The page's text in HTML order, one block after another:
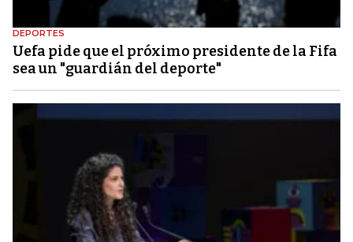
DEPORTES
Uefa pide que el próximo presidente de la Fifa
sea un "guardián del deporte"